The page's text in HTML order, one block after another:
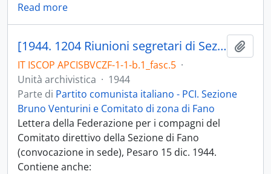
Read more
[1944. 1204 Riunioni segretari di Sezione; 1204.05 Convocazioni riunioni Segreteria di Sezione di Pesaro]
IT ISCOP APCISBVCZF-1-1-b.1_fasc.5 ·
Unità archivistica · 1944
Parte di Partito comunista italiano - PCI. Sezione
Bruno Venturini e Comitato di zona di Fano
Lettera della Federazione per i compagni del
Comitato direttivo della Sezione di Fano
(convocazione in sede), Pesaro 15 dic. 1944.
Contiene anche: